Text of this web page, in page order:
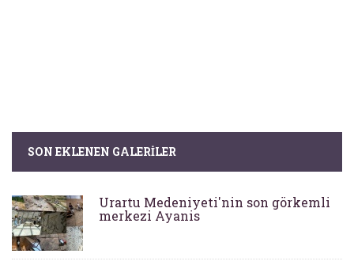
SON EKLENEN GALERILER
Urartu Medeniyeti'nin son görkemli
merkezi Ayanis